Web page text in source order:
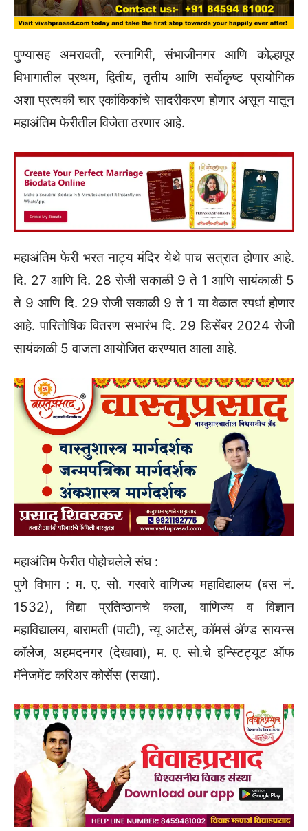
पुण्यासह अमरावती, रत्नागिरी, संभाजीनगर आणि कोल्हापूर
विभागातील प्रथम, द्वितीय, तृतीय आणि सर्वोकृष्ट प्रायोगिक
अशा प्रत्यकी चार एकांकिकांचे सादरीकरण होणार असून यातून
महाअंतिम फेरीतील विजेता ठरणार आहे.
महाअंतिम फेरी भरत नाट्य मंदिर येथे पाच सत्रात होणार आहे.
दि. 27 आणि दि. 28 रोजी सकाळी 9 ते 1 आणि सायंकाळी 5
ते 9 आणि दि. 29 रोजी सकाळी 9 ते 1 या वेळात स्पर्धा होणार
आहे. पारितोषिक वितरण सभारंभ दि. 29 डिसेंबर 2024 रोजी
सायंकाळी 5 वाजता आयोजित करण्यात आला आहे.
महाअंतिम फेरीत पोहोचलेले संघ :
पुणे विभाग : म. ए. सो. गरवारे वाणिज्य महाविद्यालय (बस नं.
1532), विद्या प्रतिष्ठानचे कला, वाणिज्य व विज्ञान
महाविद्यालय, बारामती (पाटी), न्यू आर्टस्‌‍, कॉमर्स ॲण्ड सायन्स
कॉलेज, अहमदनगर (देखावा), म. ए. सो.चे इन्स्टिट्यूट ऑफ
मॅनेजमेंट करिअर कोर्सेस (सखा).